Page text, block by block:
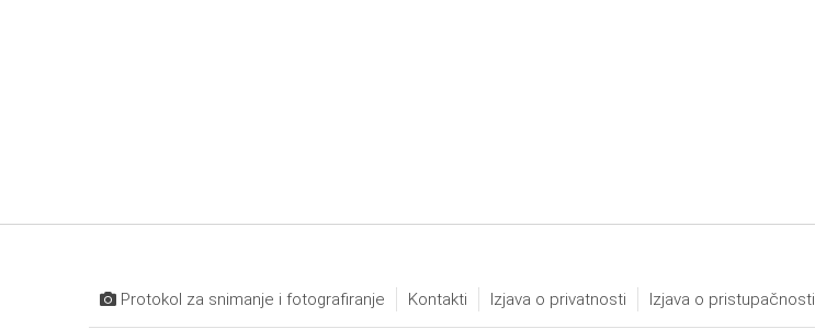
Protokol za snimanje i fotografiranje Kontakti Izjava o privatnosti Izjava o pristupačnosti